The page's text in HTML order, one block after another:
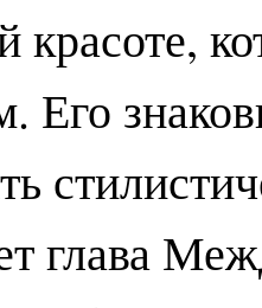
красоте,
Его
глава